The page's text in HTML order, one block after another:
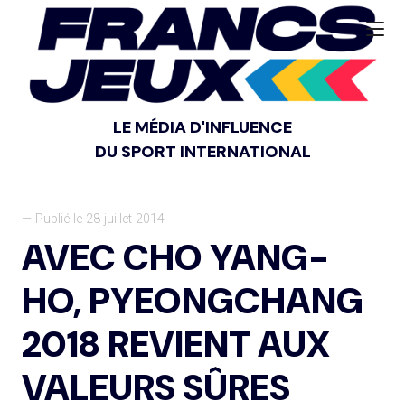
LE MÉDIA D'INFLUENCE
DU SPORT INTERNATIONAL
— Publié le 28 juillet 2014
AVEC CHO YANG-
HO, PYEONGCHANG
2018 REVIENT AUX
VALEURS SÛRES